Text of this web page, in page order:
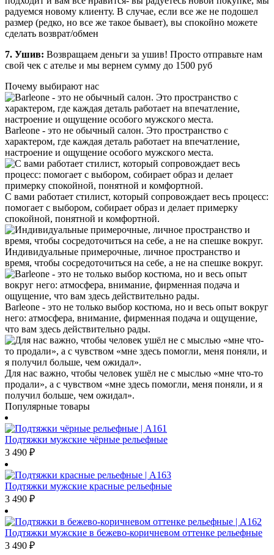
радуемся новому клиенту. В случае, если все же не подошел
размер (редко, но все же такое бывает), вы спокойно можете
сделать возврат/обмен
7. Ушив: Возвращаем деньги за ушив! Просто отправьте нам
свой чек с ателье и мы вернем сумму до 1500 руб
Почему выбирают нас
Barleone - это не обычный салон. Это пространство с
характером, где каждая деталь работает на впечатление,
настроение и ощущение особого мужского места.
С вами работает стилист, который сопровождает весь процесс:
помогает с выбором, собирает образ и делает примерку
спокойной, понятной и комфортной.
Индивидуальные примерочные, личное пространство и
время, чтобы сосредоточиться на себе, а не на спешке вокруг.
Barleone - это не только выбор костюма, но и весь опыт вокруг
него: атмосфера, внимание, фирменная подача и ощущение,
что вам здесь действительно рады.
Для нас важно, чтобы человек ушёл не с мыслью «мне что-то
продали», а с чувством «мне здесь помогли, меня поняли, и я
получил больше, чем ожидал».
Популярные товары
Подтяжки мужские чёрные рельефные
3 490 ₽
Подтяжки мужские красные рельефные
3 490 ₽
Подтяжки мужские в бежево-коричневом оттенке рельефные
3 490 ₽